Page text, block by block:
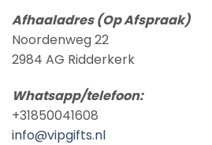
Afhaaladres (Op Afspraak)
Noordenweg 22
2984 AG Ridderkerk
Whatsapp/telefoon:
+31850041608
info@vipgifts.nl